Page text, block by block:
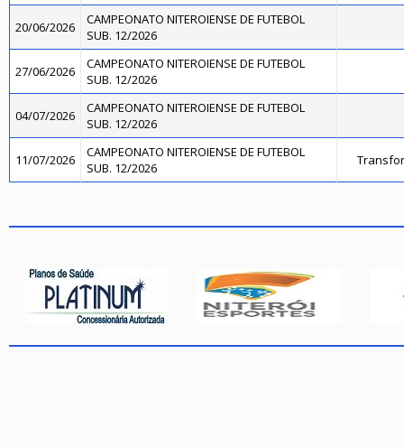
20/06/2026
CAMPEONATO NITEROIENSE DE FUTEBOL
SUB. 12/2026
27/06/2026
CAMPEONATO NITEROIENSE DE FUTEBOL
SUB. 12/2026
04/07/2026
CAMPEONATO NITEROIENSE DE FUTEBOL
SUB. 12/2026
11/07/2026
CAMPEONATO NITEROIENSE DE FUTEBOL
SUB. 12/2026